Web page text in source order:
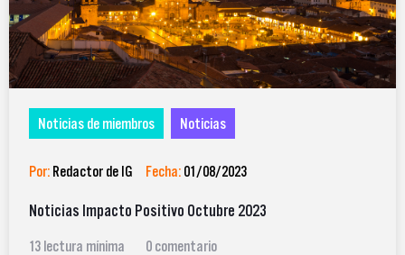
Noticias de miembros Noticias
Por: Redactor de IG Fecha: 01/08/2023
Noticias Impacto Positivo Octubre 2023
13 lectura mínima 0 comentario